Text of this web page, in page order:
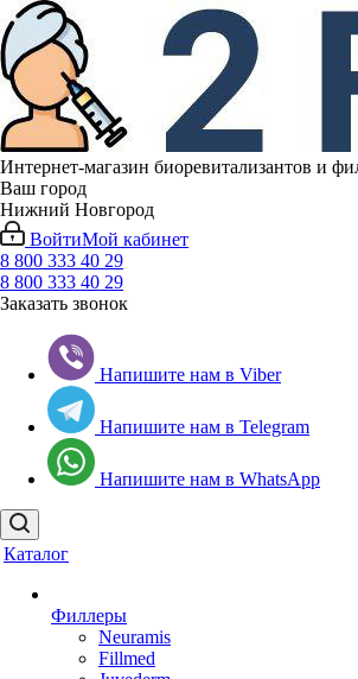
Интернет-магазин биоревитализантов и
Ваш город
Нижний Новгород
ВойтиМой кабинет
8 800 333 40 29
8 800 333 40 29
Заказать звонок
Напишите нам в Viber
Напишите нам в Telegram
Напишите нам в WhatsApp
Каталог
Филлеры
Neuramis
Fillmed